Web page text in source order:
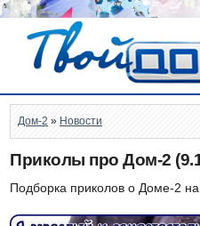
Дом-2 » Новости
Приколы про Дом-2
Подборка приколов о Доме-2